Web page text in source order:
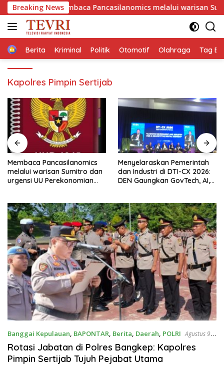
Langsung
ke
konten
Breaking News
Membaca Pancasilanomics melalui warisan Sumitro dan
HomeBerita Kriminal Politik Otomotif Olahraga Tag
Kapolres Pimpin Sertijab
Menyelaraskan Pemerintah
dan Industri di DTI-CX 2026:
DEN Gaungkan GovTech, AI,
Kompetitif
Revitalisasi Pancasilanomics
Menuju Keadilan Ekonomi
Berkelanjutan
Banggai Kepulauan, BAPONTAR, Berita, Daerah, POLRI Agustus 9,
2025
Rotasi Jabatan di Polres Bangkep: Kapolres
Pimpin Sertijab Tujuh Pejabat Utama